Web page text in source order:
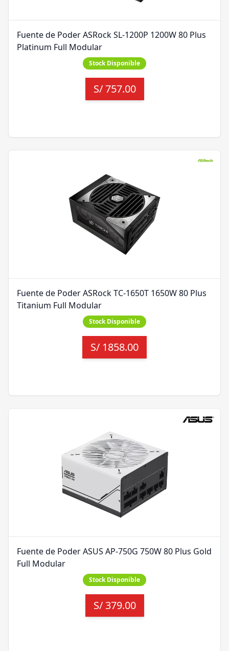
Fuente de Poder ASRock SL-1200P 1200W 80 Plus
Platinum Full Modular
Stock Disponible
S/757.00
Fuente de Poder ASRock TC-1650T 1650W 80 Plus
Titanium Full Modular
Stock Disponible
S/ 1858.00
Fuente de Poder ASUS AP-750G 750W 80 Plus Gold
Full Modular
Stock Disponible
S/ 379.00